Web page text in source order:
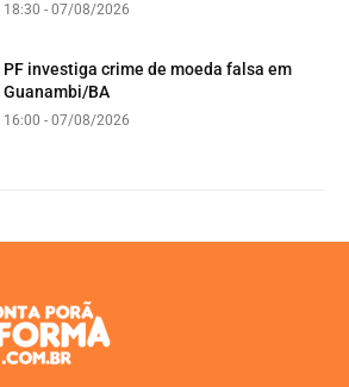
18:30 - 07/08/2026
PF investiga crime de moeda falsa em
Guanambi/BA
16:00 - 07/08/2026